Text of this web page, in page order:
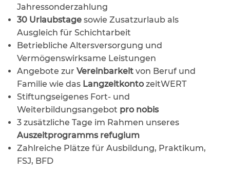
Jahressonderzahlung
30 Urlaubstage sowie Zusatzurlaub als
Ausgleich für Schichtarbeit
Betriebliche Altersversorgung und
Vermögenswirksame Leistungen
Angebote zur Vereinbarkeitvon Beruf und
Familie wie das LangzeitkontozeitWERT
Stiftungseigenes Fort- und
Weiterbildungsangebot pro nobis
3 zusätzliche Tage im Rahmen unseres
Auszeitprogramms refugium
Zahlreiche Plätze für Ausbildung, Praktikum,
FSJ, BFD